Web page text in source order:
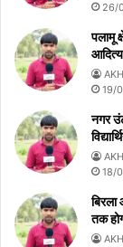
26/
पलामू
19/
नगर
18/
तक